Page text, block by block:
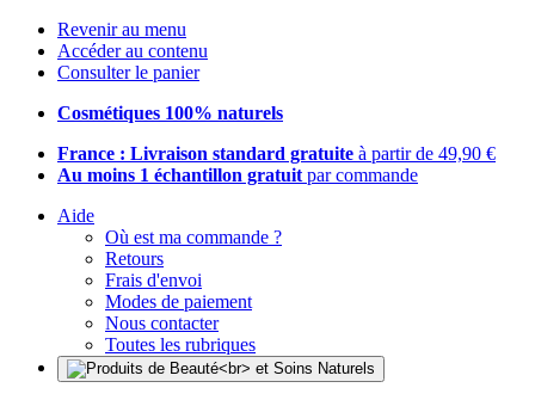
Revenir au menu
Accéder au contenu
Consulter le panier
Cosmétiques 100% naturels
France : Livraison standard gratuite à partir de 49,90 €
Au moins 1 échantillon gratuit par commande
Aide
Où est ma commande ?
Retours
Frais d'envoi
Modes de paiement
Nous contacter
Toutes les rubriques